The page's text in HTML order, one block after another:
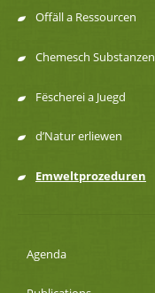
Offäll a Ressourcen
Chemesch Substanzen
Fëscherei a Juegd
d’Natur erliewen
Emweltprozeduren
Agenda